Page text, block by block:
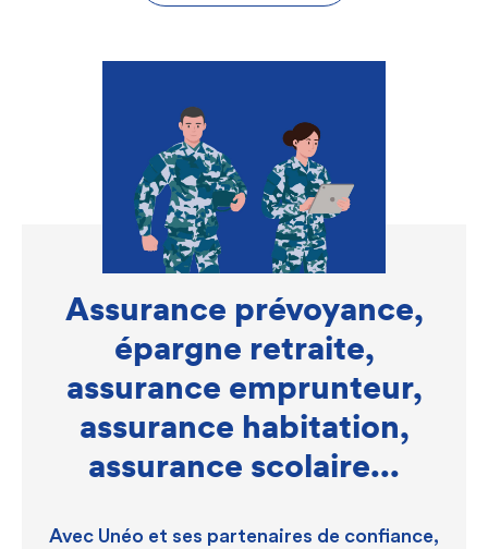
Assurance prévoyance,
épargne retraite,
assurance emprunteur,
assurance habitation,
assurance scolaire...
Avec Unéo et ses partenaires de confiance,